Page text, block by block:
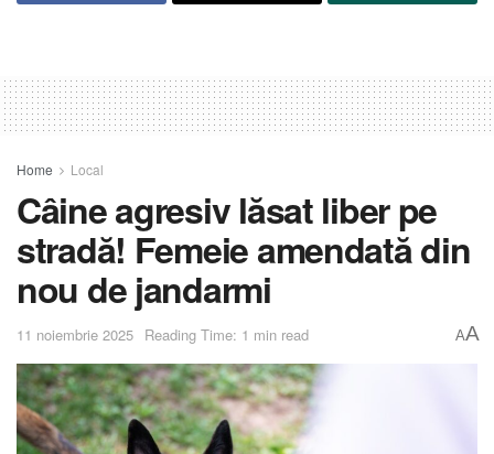
Home Local
Câine agresiv lăsat liber pe
stradă! Femeie amendată din
nou de jandarmi
11 noiembrie 2025 Reading Time: 1 min read AA